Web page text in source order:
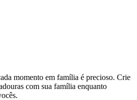
momento em família é precioso. Crie
com sua família enquanto